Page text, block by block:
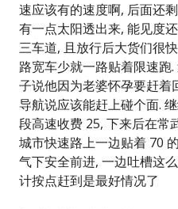
速应该有的速度啊, 后面还
有一点太阳透出来, 能见度
三车道, 且放行后大货们很
路宽车少就一路贴着限速跑
子说他因为老婆怀孕要赶着
导航说应该能赶上碰个面.
段高速收费 25, 下来后在常
城市快速路上一边贴着 70
气下安全前进, 一边吐槽这
计按点赶到是最好情况了